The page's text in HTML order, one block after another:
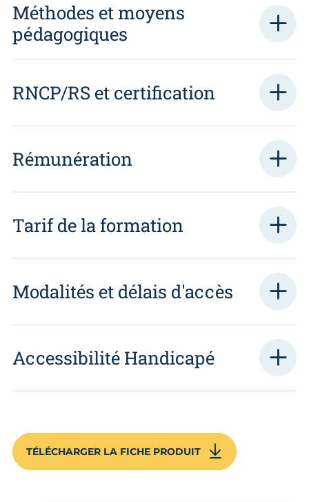
Méthodes et moyens
pédagogiques
RNCP/RS et certification
Rémunération
Tarif de la formation
Modalités et délais d'accès
Accessibilité Handicapé
TÉLÉCHARGER LA FICHE PRODUIT